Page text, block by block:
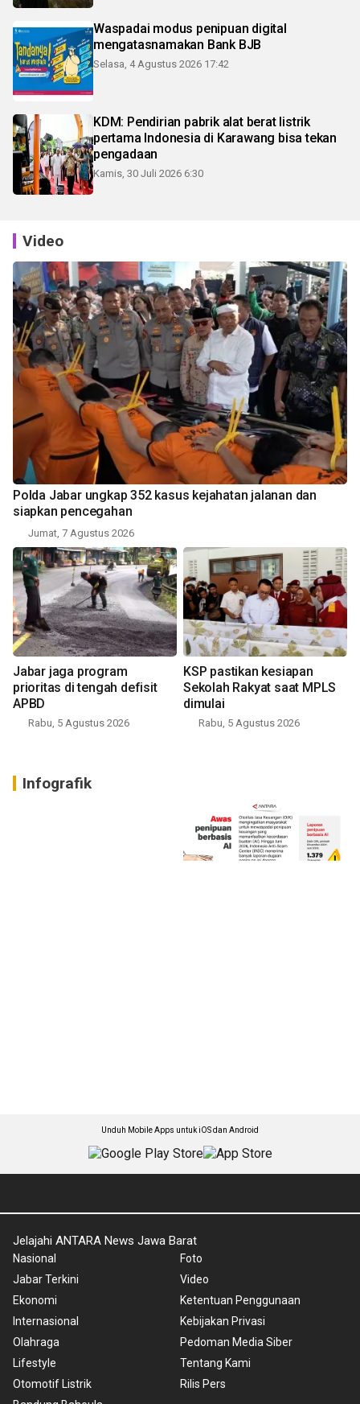
Waspadai modus penipuan digital
mengatasnamakan Bank BJB
Selasa, 4 Agustus 2026 17:42
KDM: Pendirian pabrik alat berat listrik
pertama Indonesia di Karawang bisa tekan
pengadaan
Kamis, 30 Juli 2026 6:30
Video
Polda Jabar ungkap 352 kasus kejahatan jalanan dan
siapkan pencegahan
Jumat, 7 Agustus 2026
Jabar jaga program
prioritas di tengah defisit
APBD
Rabu, 5 Agustus 2026
KSP pastikan kesiapan
Sekolah Rakyat saat MPLS
dimulai
Rabu, 5 Agustus 2026
Infografik
Unduh Mobile Apps untuk iOS dan Android
Jelajahi ANTARA News Jawa Barat
Nasional
Jabar Terkini
Ekonomi
Internasional
Olahraga
Lifestyle
Otomotif Listrik
Foto
Video
Ketentuan Penggunaan
Kebijakan Privasi
Pedoman Media Siber
Tentang Kami
Rilis Pers